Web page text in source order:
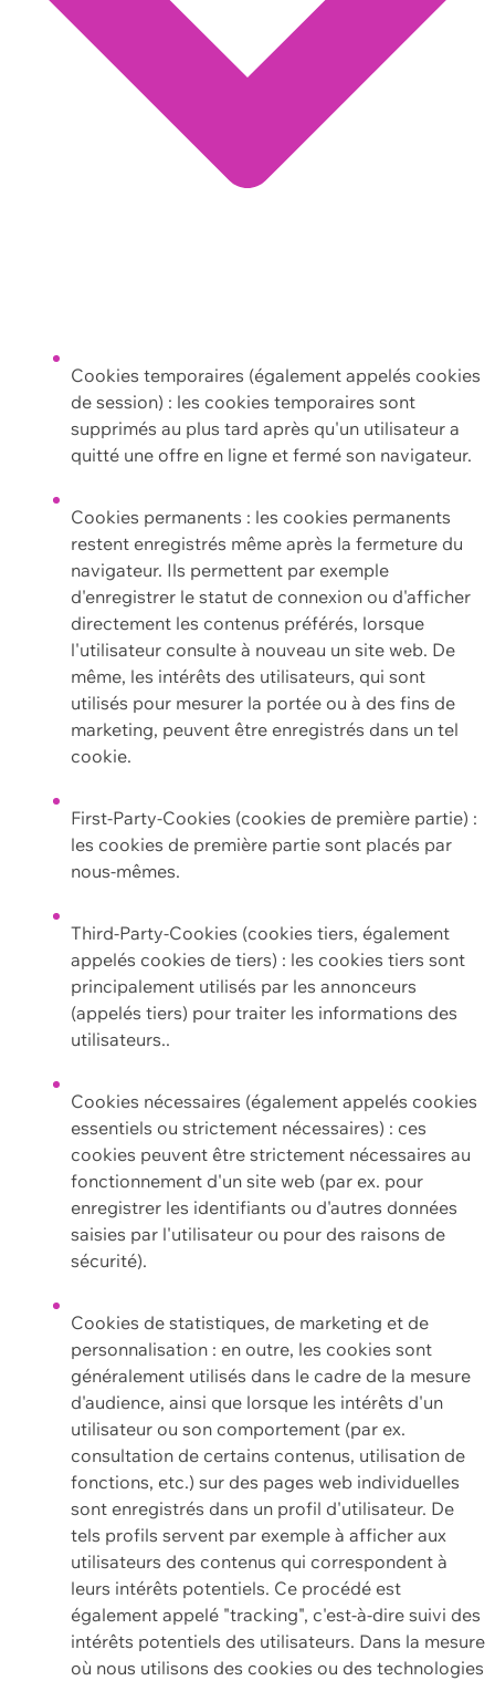
Cookies temporaires (également appelés cookies
de session) : les cookies temporaires sont
supprimés au plus tard après qu'un utilisateur a
quitté une offre en ligne et fermé son navigateur.
Cookies permanents : les cookies permanents
restent enregistrés même après la fermeture du
navigateur. Ils permettent par exemple
d'enregistrer le statut de connexion ou d'afficher
directement les contenus préférés, lorsque
l'utilisateur consulte à nouveau un site web. De
même, les intérêts des utilisateurs, qui sont
utilisés pour mesurer la portée ou à des fins de
marketing, peuvent être enregistrés dans un tel
cookie.
First-Party-Cookies (cookies de première partie) :
les cookies de première partie sont placés par
nous-mêmes.
Third-Party-Cookies (cookies tiers, également
appelés cookies de tiers) : les cookies tiers sont
principalement utilisés par les annonceurs
(appelés tiers) pour traiter les informations des
utilisateurs..
Cookies nécessaires (également appelés cookies
essentiels ou strictement nécessaires) : ces
cookies peuvent être strictement nécessaires au
fonctionnement d'un site web (par ex. pour
enregistrer les identifiants ou d'autres données
saisies par l'utilisateur ou pour des raisons de
sécurité).
Cookies de statistiques, de marketing et de
personnalisation : en outre, les cookies sont
généralement utilisés dans le cadre de la mesure
d'audience, ainsi que lorsque les intérêts d'un
utilisateur ou son comportement (par ex.
consultation de certains contenus, utilisation de
fonctions, etc.) sur des pages web individuelles
sont enregistrés dans un profil d'utilisateur. De
tels profils servent par exemple à afficher aux
utilisateurs des contenus qui correspondent à
leurs intérêts potentiels. Ce procédé est
également appelé "tracking", c'est-à-dire suivi des
intérêts potentiels des utilisateurs. Dans la mesure
où nous utilisons des cookies ou des technologies